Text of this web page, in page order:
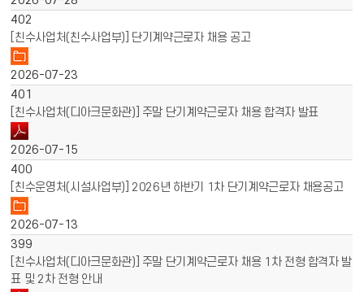
402
[친수사업처(친수사업부)] 단기계약근로자 채용 공고
2026-07-23
401
[친수사업처(디아크문화관)] 주말 단기계약근로자 채용 합격자 발표
2026-07-15
400
[친수운영처(시설사업부)] 2026년 하반기 1차 단기계약근로자 채용공고
2026-07-13
399
[친수사업처(디아크문화관)] 주말 단기계약근로자 채용 1차 전형 합격자 발
표 및 2차 전형 안내